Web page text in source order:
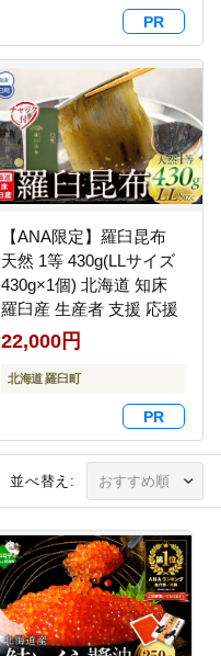
【ANA限定】羅臼昆布
天然 1等 430g(LLサイズ
430g×1個) 北海道 知床
羅臼産 生産者 支援 応援
22,000円
北海道 羅臼町
並べ替え: